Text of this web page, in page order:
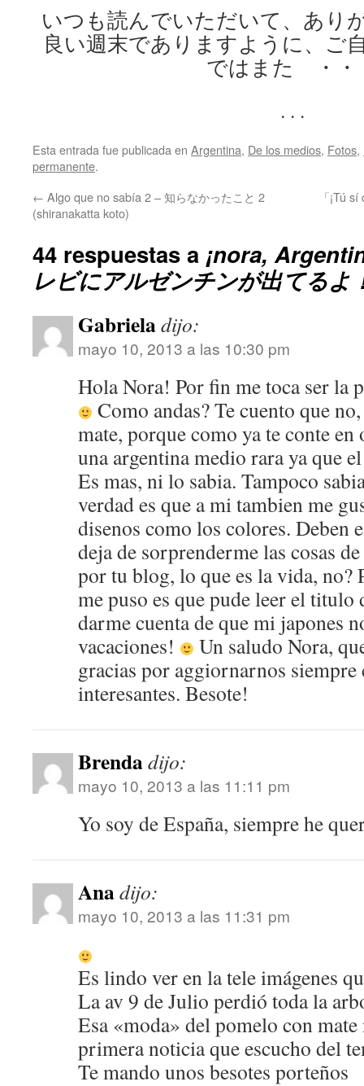
いつも読んでいただいて、あり
良い週末でありますように、ご
ではまた ・・
. . .
Esta entrada fue publicada en Argentina, De los medios, Fotos,
permanente.
← Algo que no sabía 2 – 知らなかったこと 2
(shiranakatta koto)
「¡Tú
44 respuestas a ¡nora,
レビにアルゼンチンが出てるよ
Gabrieladijo:
mayo 10, 2013 a las 10:30 pm
Hola Nora! Por fin me toca ser la
Como andas? Te cuento que
mate, porque como ya te conte
una argentina medio rara ya que
Es mas, ni lo sabia. Tampoco
verdad es que a mi tambien me
disenos como los colores. Deben
deja de sorprenderme las cosas
por tu blog, lo que es la vida, no?
me puso es que pude leer el titulo
darme cuenta de que mi japones
vacaciones!
Un saludo Nora,
gracias por aggiornarnos siempre
interesantes. Besote!
Brendadijo:
mayo 10, 2013 a las 11:11 pm
Yo soy de España, siempre he
Anadijo:
mayo 10, 2013 a las 11:31 pm
Es lindo ver en la tele imágenes
La av 9 de Julio perdió toda la
Esa «moda» del pomelo con
primera noticia que escucho del
Te mando unos besotes porteños